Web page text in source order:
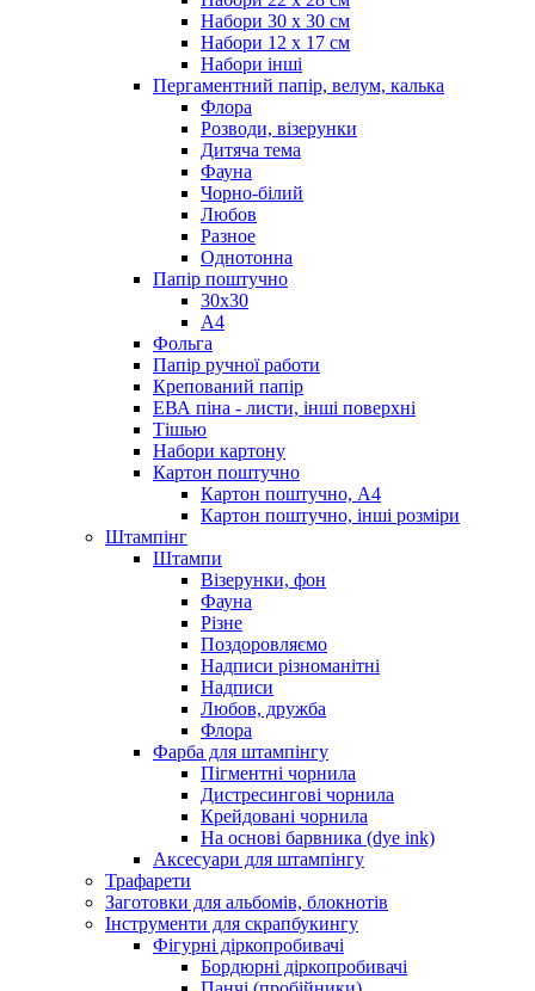
Набори 30 х 30 см
Набори 12 х 17 см
Набори інші
Пергаментний папір, велум, калька
Флора
Розводи, візерунки
Дитяча тема
Фауна
Чорно-білий
Любов
Разное
Однотонна
Папір поштучно
30х30
А4
Фольга
Папір ручної работи
Крепований папір
ЕВА піна - листи, інші поверхні
Тішью
Набори картону
Картон поштучно
Картон поштучно, А4
Картон поштучно, інші розміри
Штампінг
Штампи
Візерунки, фон
Фауна
Різне
Поздоровляємо
Надписи різноманітні
Надписи
Любов, дружба
Флора
Фарба для штампінгу
Пігментні чорнила
Дистресингові чорнила
Крейдовані чорнила
На основі барвника (dye ink)
Аксесуари для штампінгу
Трафарети
Заготовки для альбомів, блокнотів
Інструменти для скрапбукингу
Фігурні діркопробивачі
Бордюрні діркопробивачі